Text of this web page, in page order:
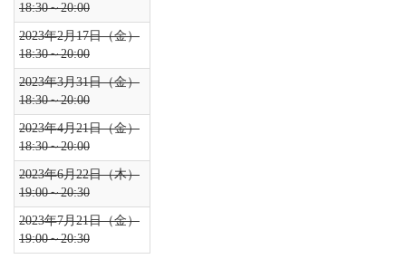
18:30～20:00
2023年2月17日（金）
18:30～20:00
2023年3月31日（金）
18:30～20:00
2023年4月21日（金）
18:30～20:00
2023年6月22日（木）
19:00～20:30
2023年7月21日（金）
19:00～20:30